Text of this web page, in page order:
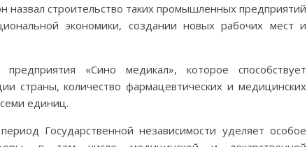
назвал строительство таких промышленных предприятий
экономики, создании новых рабочих мест и
«Сино медикал», которое способствует
страны, количество фармацевтических и медицинских
единиц.
Государственной независимости уделяет особое